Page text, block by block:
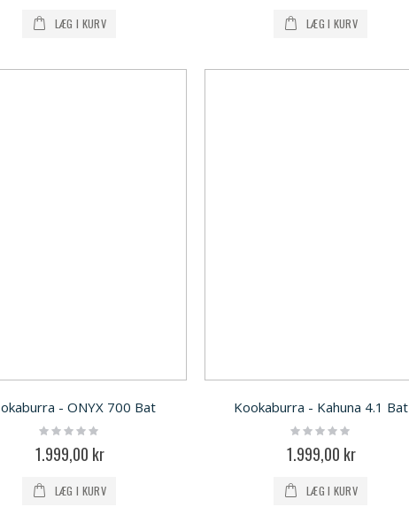
LÆG I KURV LÆG I KURV
- ONYX 700 Bat
Rating:
1.999,00 kr
LÆG I KURV
Kookaburra - Kahuna 4.1 Bat
Rating:
1.999,00 kr
LÆG I KURV